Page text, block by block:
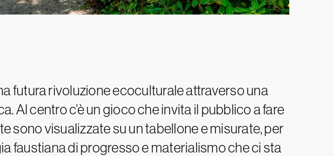
futura rivoluzione ecoculturale attraverso una
Al centro c’è un gioco che invita il pubblico a fare
sono visualizzate su un tabellone e misurate, per
faustiana di progresso e materialismo che ci sta